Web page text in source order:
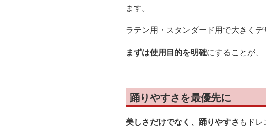
ます。
ラテン用・スタンダード用で大きく
まずは使用目的を明確にすることが、
踊りやすさを最優先に
美しさだけでなく、踊りやすさ もドレ